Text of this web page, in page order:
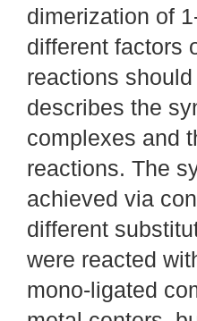
dimerization of
different factors
reactions
describes the
complexes and
reactions. The
achieved via
different
were reacted
mono-ligated